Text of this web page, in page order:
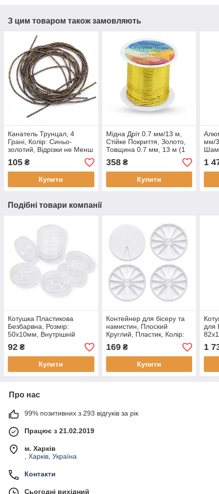
З цим товаром також замовляють
Канатель Трунцал, 4
Грані, Колір: Синьо-
золотий, Відрізки не Менш
ніж 15 См, діаметр 1.2 мм,
приблизно 353 см/(10 г)
105 ₴
Купити
Мідна Дріт 0.7 мм/13 м,
Стійке Покриття, Золото,
Товщина 0.7 мм, 13 м (1
котушка)
358₴
Купити
мм/
1
Подібні товари компанії
Котушка Пластикова
Безбарвна, Розмір:
50x10мм, Внутрішній
92 ₴
Купити
Контейнер для бісеру та
намистин, Плоский
Круглий, Пластик, Колір:
Білий, Розмір: 82х10мм,
Внутрішній розмір
27.5х16.5мм, (4 шт)
169₴
Купити
для
1
Про нас
99% позитивних з 293 відгуків за рік
Працює з 21.02.2019
м. Харків
, Харків, Україна
Контакти
Сьогодні вихідний